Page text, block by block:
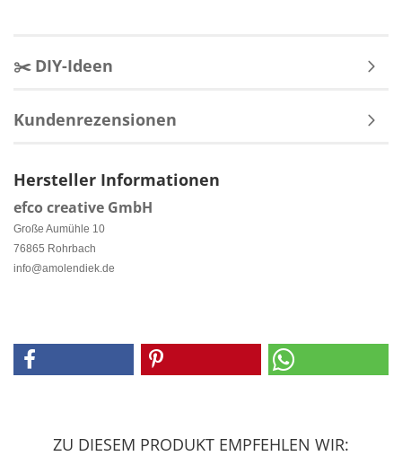
✂️ DIY-Ideen
Kundenrezensionen
Hersteller Informationen
efco creative GmbH
Große Aumühle 10
76865 Rohrbach
info@amolendiek.de
ZU DIESEM PRODUKT EMPFEHLEN WIR: